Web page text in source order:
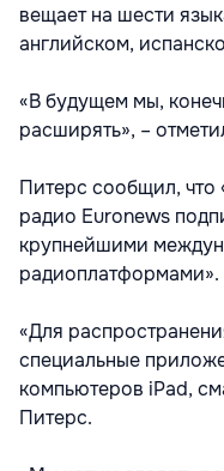
вещает на шести
английском,
«В будущем мы,
расширять», –
Питерс сообщил, что
радио Euronews
крупнейшими
радиоплатформами».
«Для
специальные
компьютеров iPad,
Питерс.